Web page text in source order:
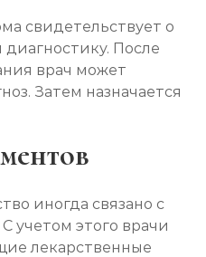
свидетельствует о
После
врач может
Затем назначается
иногда связано с
учетом этого врачи
лекарственные